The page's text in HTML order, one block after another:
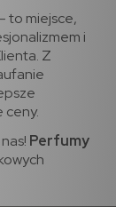
to miejsce,
i
Z
ceny.
Perfumy